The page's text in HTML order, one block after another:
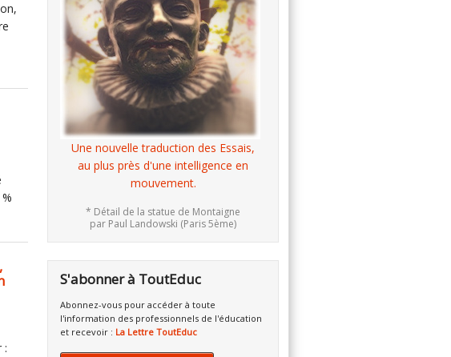
:
Une nouvelle traduction des Essais,
au plus près d'une intelligence en
mouvement.
* Détail de la statue de Montaigne
par Paul Landowski (Paris 5ème)
S'abonner à ToutEduc
Abonnez-vous pour accéder à toute
l'information des professionnels de l'éducation
et recevoir : La Lettre ToutEduc